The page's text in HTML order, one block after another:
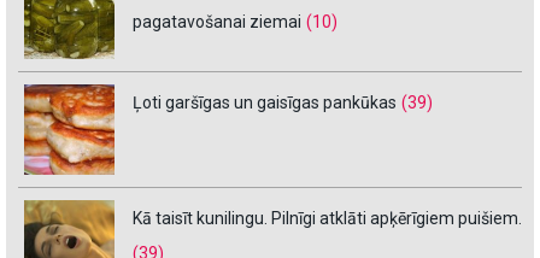
pagatavošanai ziemai (10)
Ļoti garšīgas un gaisīgas pankūkas (39)
Kā taisīt kunilingu. Pilnīgi atklāti apķērīgiem puišiem.
(39)